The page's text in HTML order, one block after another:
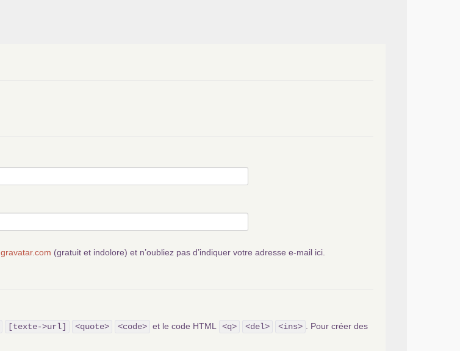
gravatar.com (gratuit et indolore) et n’oubliez pas d’indiquer votre adresse e-mail ici.
[texte->url] <quote> <code> et le code HTML <q> <del> <ins>
. Pour créer des